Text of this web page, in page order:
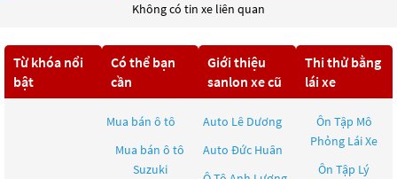
Không có tin xe liên quan
Từ khóa nổi
bật
Có thể bạn
cần
Mua bán ô tô
Mua bán ô tô
Suzuki
Giới thiệu
sanlon xe cũ
Auto Lê Dương
Auto Đức Huân
Thi thử bằng
lái xe
Ôn Tập Mô
Phỏng Lái Xe
Ôn Tập Lý